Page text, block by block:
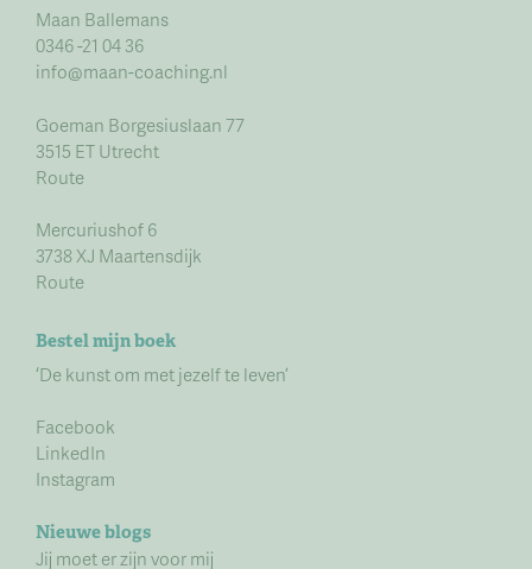
Maan Ballemans
0346 -21 04 36
info@maan-coaching.nl
Goeman Borgesiuslaan 77
3515 ET Utrecht
Route
Mercuriushof 6
3738 XJ Maartensdijk
Route
Bestel mijn boek
‘De kunst om met jezelf te leven’
Facebook
LinkedIn
Instagram
Nieuwe blogs
Jij moet er zijn voor mij